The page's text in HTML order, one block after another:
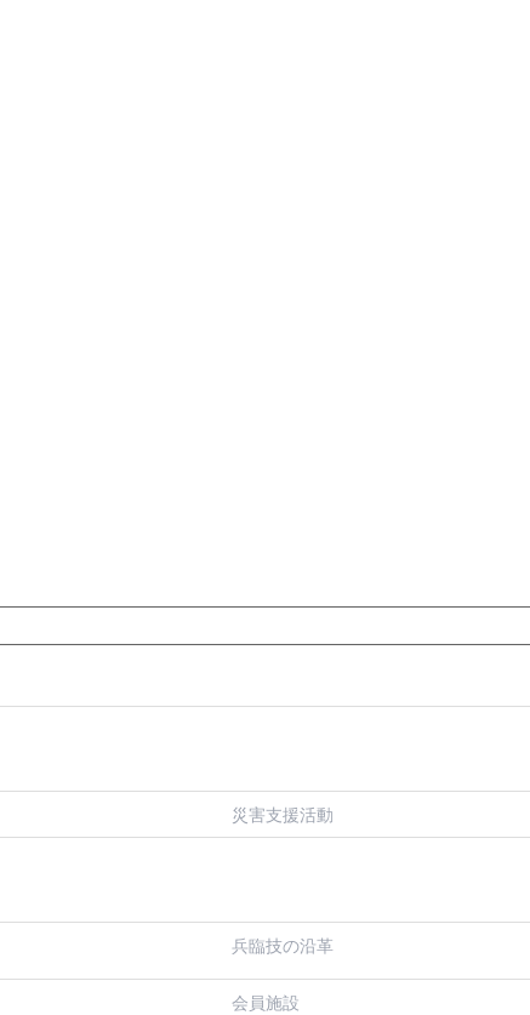
災害支援活動
兵臨技の沿革
会員施設